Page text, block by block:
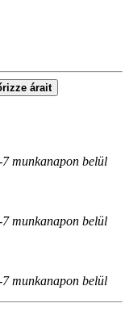
árait
munkanapon belül
munkanapon belül
munkanapon belül